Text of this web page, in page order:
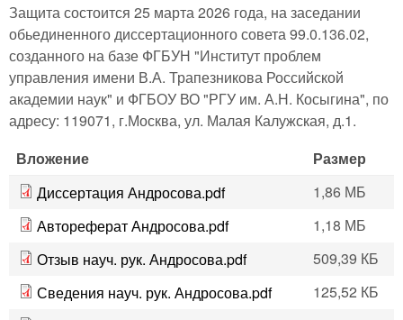
Защита состоится 25 марта 2026 года, на заседании
обьединенного диссертационного совета 99.0.136.02,
созданного на базе ФГБУН "Институт проблем
управления имени В.А. Трапезникова Российской
академии наук" и ФГБОУ ВО "РГУ им. А.Н. Косыгина", по
адресу: 119071, г.Москва, ул. Малая Калужская, д.1.
Вложение
Размер
Диссертация Андросова.pdf
1,86 МБ
Автореферат Андросова.pdf
1,18 МБ
Отзыв науч. рук. Андросова.pdf
509,39 КБ
Сведения науч. рук. Андросова.pdf
125,52 КБ